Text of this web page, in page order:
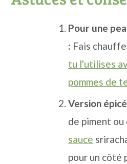
Pour une
: Fais
tu l'utilises
pommes de
Version
de piment
sauce
pour un côté